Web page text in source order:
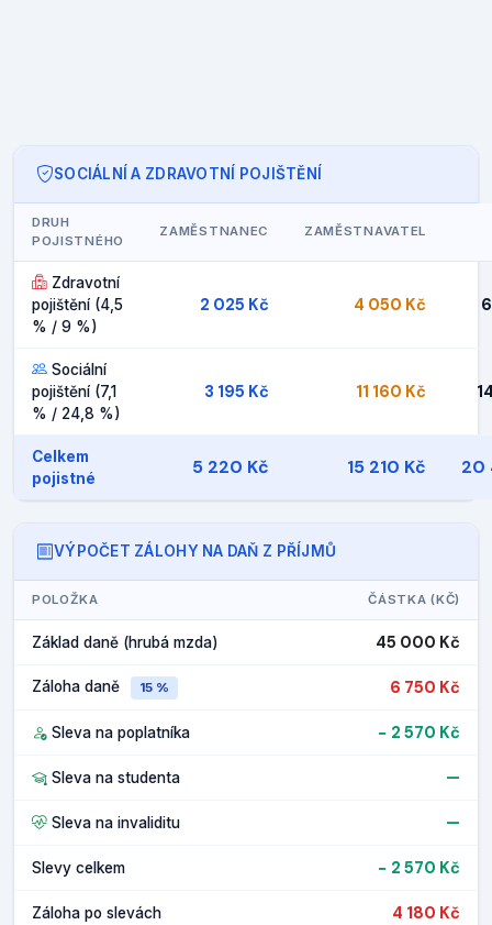
SOCIÁLNÍ A ZDRAVOTNÍ POJIŠTĚNÍ
DRUH
POJISTNÉHO
ZAMĚSTNANEC ZAMĚSTNAVATEL
Zdravotní
pojištění (4,5
% / 9 %)
2 025 Kč 4 050 Kč
Sociální
pojištění (7,1
% / 24,8 %)
3 195 Kč 11 160 Kč
Celkem
pojistné
5 220 Kč 15 210 Kč 20
VÝPOČET ZÁLOHY NA DAŇ Z PŘÍJMŮ
POLOŽKA ČÁSTKA (KČ)
Základ daně (hrubá mzda) 45 000 Kč
Záloha daně 15 % 6 750 Kč
Sleva na poplatníka − 2 570 Kč
Sleva na studenta —
Sleva na invaliditu —
Slevy celkem − 2 570 Kč
Záloha po slevách 4 180 Kč